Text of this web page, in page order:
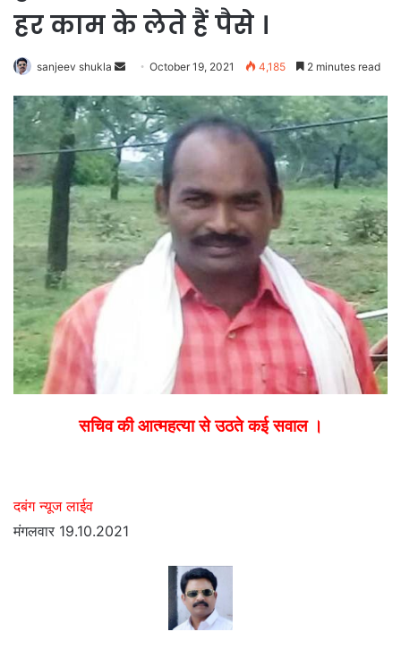
हर काम के लेते हैं पैसे ।
sanjeev shukla
Send
email
October 19, 2021 4,185 2 minutes read
सचिव की आत्महत्या से उठते कई सवाल ।
दबंग न्यूज लाईव
मंगलवार 19.10.2021